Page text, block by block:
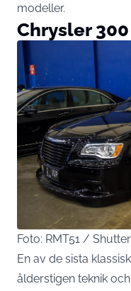
modeller.
Chrysler 300
Foto: RMT51 /
En av de sista
ålderstigen teknik